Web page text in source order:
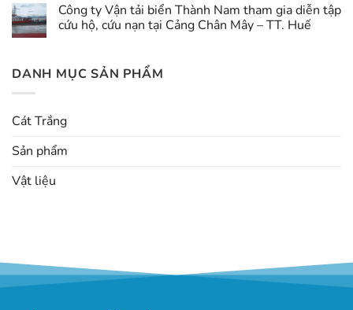
Công ty Vận tải biển Thành Nam tham gia diễn tập
cứu hộ, cứu nạn tại Cảng Chân Mây – TT. Huế
DANH MỤC SẢN PHẨM
Cát Trắng
Sản phẩm
Vật liệu